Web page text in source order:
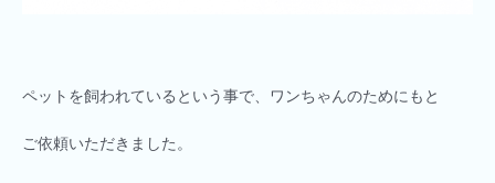
ペットを飼われているという事で、ワンちゃんのためにもと
ご依頼いただきました。